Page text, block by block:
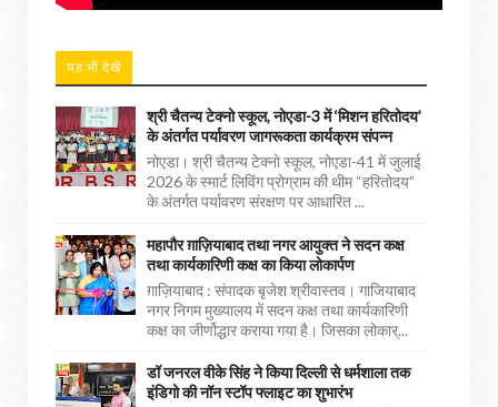
यह भी देखें
श्री चैतन्य टेक्नो स्कूल, नोएडा-3 में ‘मिशन हरितोदय’
के अंतर्गत पर्यावरण जागरूकता कार्यक्रम संपन्न
नोएडा। श्री चैतन्य टेक्नो स्कूल, नोएडा-41 में जुलाई
2026 के स्मार्ट लिविंग प्रोग्राम की थीम “हरितोदय”
के अंतर्गत पर्यावरण संरक्षण पर आधारित ...
महापौर ग़ाज़ियाबाद तथा नगर आयुक्त ने सदन कक्ष
तथा कार्यकारिणी कक्ष का किया लोकार्पण
ग़ाज़ियाबाद : संपादक बृजेश श्रीवास्तव। गाजियाबाद
नगर निगम मुख्यालय में सदन कक्ष तथा कार्यकारिणी
कक्ष का जीर्णोद्धार कराया गया है। जिसका लोकार्...
डॉ जनरल वीके सिंह ने किया दिल्ली से धर्मशाला तक
इंडिगो की नॉन स्टॉप फ्लाइट का शुभारंभ